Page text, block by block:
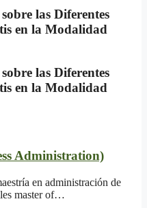
las Diferentes
en la Modalidad
las Diferentes
en la Modalidad
Administration)
en administración de
master of…